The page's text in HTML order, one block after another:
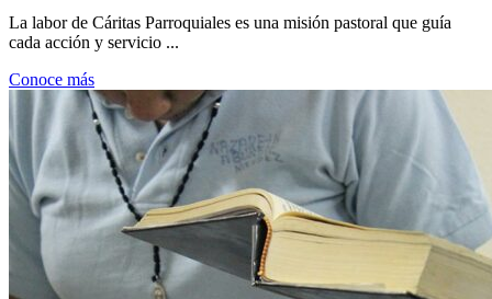
La labor de Cáritas Parroquiales es una misión pastoral que guía
cada acción y servicio ...
Conoce más